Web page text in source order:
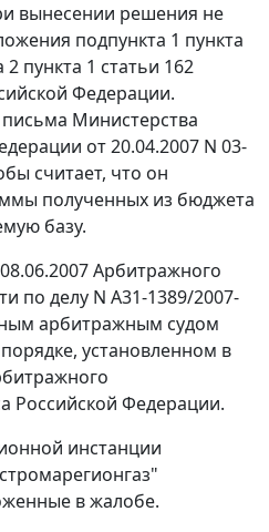
вынесении решения не
подпункта 1 пункта
2 пункта 1 статьи 162
Федерации.
Министерства
от 20.04.2007 N 03-
считает, что он
полученных из бюджета
базу.
Арбитражного
по делу N А31-1389/2007-
арбитражным судом
установленном в
Российской Федерации.
инстанции
в жалобе.